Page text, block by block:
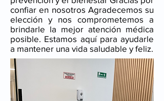
confiar en nosotros Agradecemos su
elección y nos comprometemos a
brindarle la mejor atención médica
posible. Estamos aquí para ayudarle
a mantener una vida saludable y feliz.